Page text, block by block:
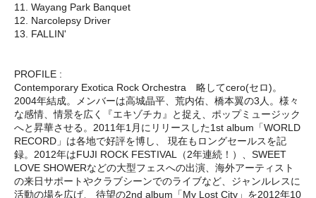
11. Wayang Park Banquet
12. Narcolepsy Driver
13. FALLIN'
PROFILE :
Contemporary Exotica Rock Orchestra 略してcero(セロ)。
2004年結成。メンバーは高城晶平、荒内佑、橋本翼の3人。様々
な感情、情景を広く『エキゾチカ』と捉え、ポップミュージック
へと昇華させる。2011年1月にリリースした1st album「WORLD
RECORD」は各地で好評を博し、 現在もロングセールスを記
録。2012年はFUJI ROCK FESTIVAL（2年連続！）、SWEET
LOVE SHOWERなどの大型フェスへの出演、海外アーティスト
の来日サポートやクラブシーンでのライブなど、ジャンルレスに
活動の場を広げ、 待望の2nd album「My Lost City」を2012年10